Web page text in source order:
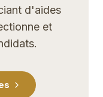
d'aides
et